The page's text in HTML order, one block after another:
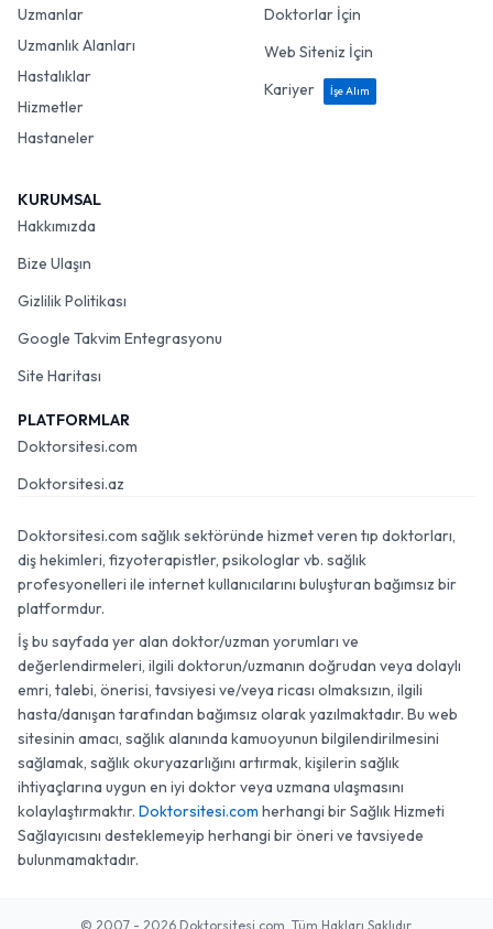
Uzmanlar
Uzmanlık Alanları
Hastalıklar
Hizmetler
Hastaneler
Doktorlar İçin
Web Siteniz İçin
Kariyer
İşe Alım
KURUMSAL
Hakkımızda
Bize Ulaşın
Gizlilik Politikası
Google Takvim Entegrasyonu
Site Haritası
PLATFORMLAR
Doktorsitesi.com
Doktorsitesi.az
Doktorsitesi.com sağlık sektöründe hizmet veren tıp doktorları,
diş hekimleri, fizyoterapistler, psikologlar vb. sağlık
profesyonelleri ile internet kullanıcılarını buluşturan bağımsız bir
platformdur.
İş bu sayfada yer alan doktor/uzman yorumları ve
değerlendirmeleri, ilgili doktorun/uzmanın doğrudan veya dolaylı
emri, talebi, önerisi, tavsiyesi ve/veya ricası olmaksızın, ilgili
hasta/danışan tarafından bağımsız olarak yazılmaktadır. Bu web
sitesinin amacı, sağlık alanında kamuoyunun bilgilendirilmesini
sağlamak, sağlık okuryazarlığını artırmak, kişilerin sağlık
ihtiyaçlarına uygun en iyi doktor veya uzmana ulaşmasını
kolaylaştırmaktır. Doktorsitesi.com herhangi bir Sağlık Hizmeti
Sağlayıcısını desteklemeyip herhangi bir öneri ve tavsiyede
bulunmamaktadır.
© 2007 - 2026 Doktorsitesi.com. Tüm Hakları Saklıdır.